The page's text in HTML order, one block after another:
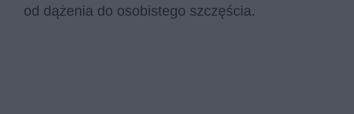
od dążenia do osobistego szczęścia.